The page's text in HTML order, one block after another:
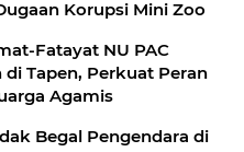
Korupsi Mini Zoo
Fatayat NU PAC
Tapen, Perkuat Peran
Agamis
Begal Pengendara di